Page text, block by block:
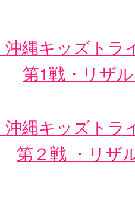
沖縄キッズトラ
第1戦・リザ
沖縄キッズトラ
第２戦 ・リザ